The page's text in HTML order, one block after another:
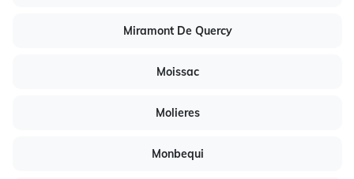
Miramont De Quercy
Moissac
Molieres
Monbequi